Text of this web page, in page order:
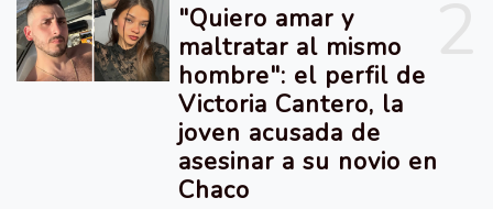
"Quiero amar y
maltratar al mismo
hombre": el perfil de
Victoria Cantero, la
joven acusada de
asesinar a su novio en
Chaco